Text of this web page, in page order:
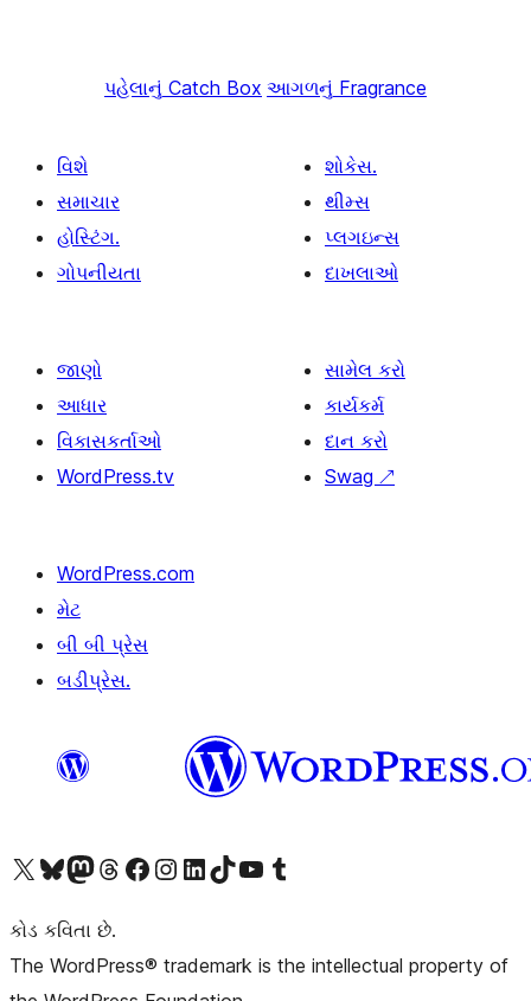
પહેલાનું Catch Box આગળનું Fragrance
વિશે
સમાચાર
હોસ્ટિંગ.
ગોપનીયતા
શોકેસ.
થીમ્સ
પ્લગઇન્સ
દાખલાઓ
જાણો
આધાર
વિકાસકર્તાઓ
WordPress.tv
સામેલ કરો
કાર્યકર્મ
દાન કરો
Swag ↗
WordPress.com
મેટ
બી બી પ્રેસ
બડીપ્રેસ.
અમારા X (અગાઉ ટ્વિટર) એકાઉન્ટની મુલાકાત લોઅમારા Bluesky એકાઉન્ટની મુલાકાત લોઅમારા માસ્ટોડોન એકાઉન્ટની મુલાકાત લોઅમારા Threads એકાઉન્ટની મુલાકાત લો અમારા ફેસબુક પેજની મુલાકાત લોઅમારા ઇન્સ્ટાગ્રામ એકાઉન્ટની મુલાકાત લો અમારા LinkedIn એકાઉન્ટની મુલાકાત લોઅમારા TikTok એકાઉન્ટની મુલાકાત લોઅમારી YouTube ચેનલની મુલાકાત લો અમારા Tumblr એકાઉન્ટની મુલાકાત લો
કોડ કવિતા છે.
The WordPress® trademark is the intellectual property of